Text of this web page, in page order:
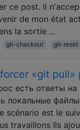
ce post. Il
de mon état
la sortie …
git-checkout git-reset
«git pull»
есть ответы
локальные
scénario est le
travaillons Ils